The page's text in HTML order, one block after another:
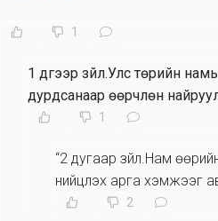
1
1 дүгээр зүйл.Улс төрийн
дурдсанаар өөрчлөн
1
“2 дугаар зүйл.Нам
нийцүүлэх арга хэмжээг
2